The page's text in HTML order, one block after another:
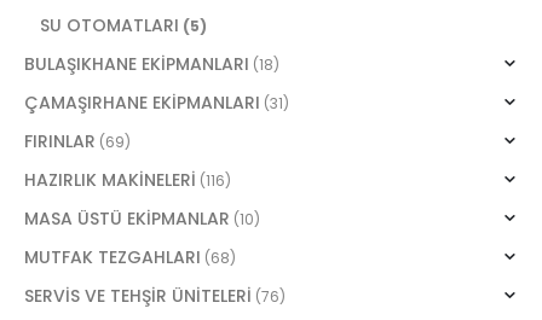
SU OTOMATLARI (5)
BULAŞIKHANE EKİPMANLARI (18)
ÇAMAŞIRHANE EKİPMANLARI (31)
FIRINLAR (69)
HAZIRLIK MAKİNELERİ (116)
MASA ÜSTÜ EKİPMANLAR (10)
MUTFAK TEZGAHLARI (68)
SERVİS VE TEHŞİR ÜNİTELERİ (76)